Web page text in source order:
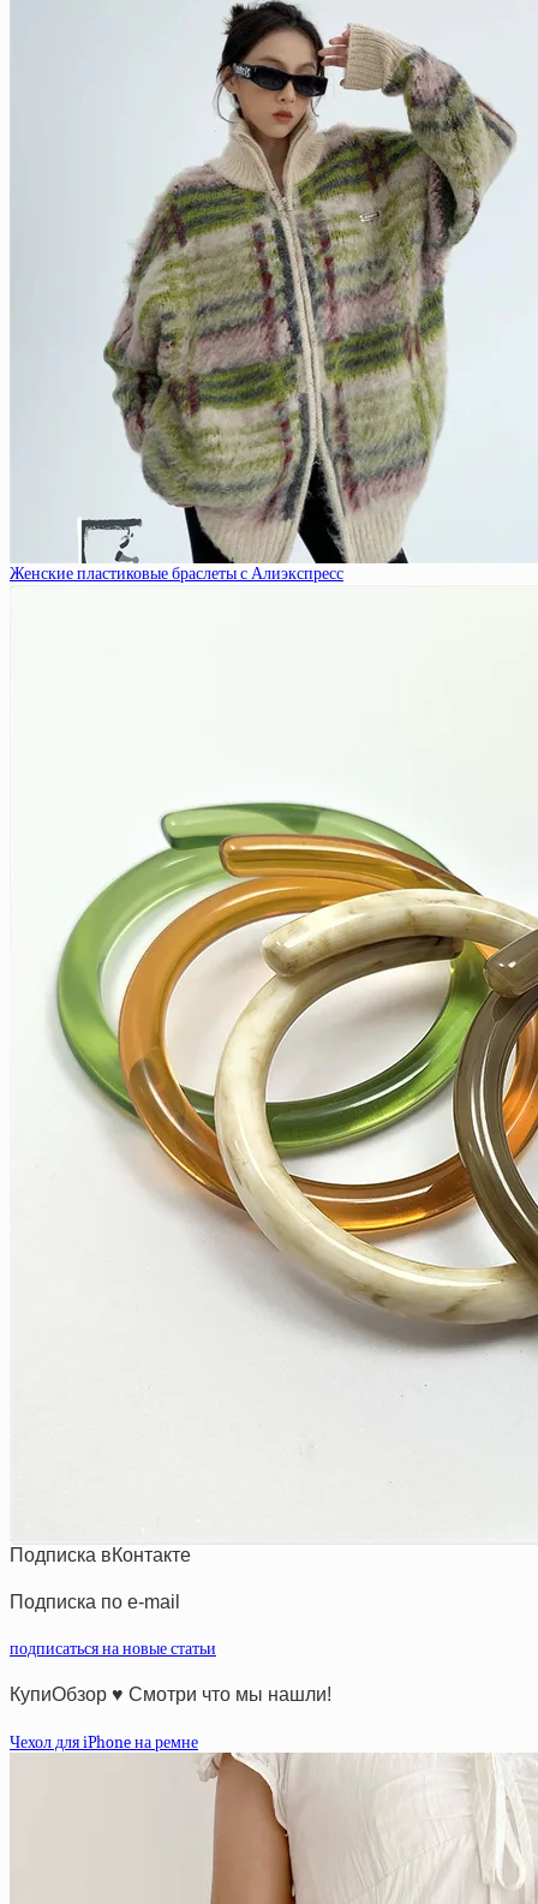
Женские пластиковые браслеты с Алиэкспресс
Подписка вКонтакте
Подписка по e-mail
подписаться на новые статьи
КупиОбзор ♥ Смотри что мы нашли!
Чехол для iPhone на ремне